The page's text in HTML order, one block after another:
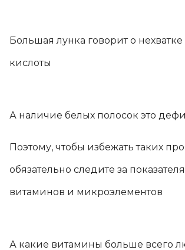
Большая лунка говорит о
кислоты
А наличие белых полосок это
Поэтому, чтобы избежать таких
обязательно следите за
витаминов и микроэлементов
А какие витамины больше всего